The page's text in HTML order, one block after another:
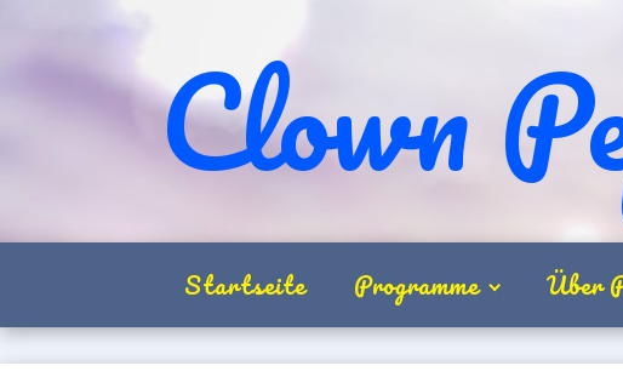
Clown
Startseite Programme Über